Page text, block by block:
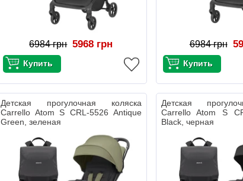
6984 грн 5968 грн 6984 грн
Детская прогулочная коляска
Carrello Atom S CRL-5526 Antique
Green, зеленая
Детская
Carrello Atom S
Black, черная